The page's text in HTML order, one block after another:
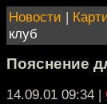
Новости |
клуб
Пояснение
14.09.01 09:34 |